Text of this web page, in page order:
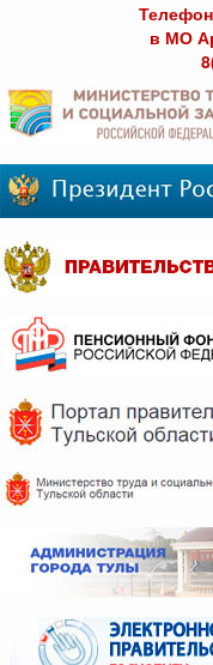
в МО